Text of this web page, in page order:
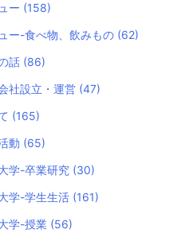
ー (158)
ー-食べ物、飲みもの (62)
話 (86)
社設立・運営 (47)
(165)
動 (65)
学-卒業研究 (30)
学-学生生活 (161)
学-授業 (56)